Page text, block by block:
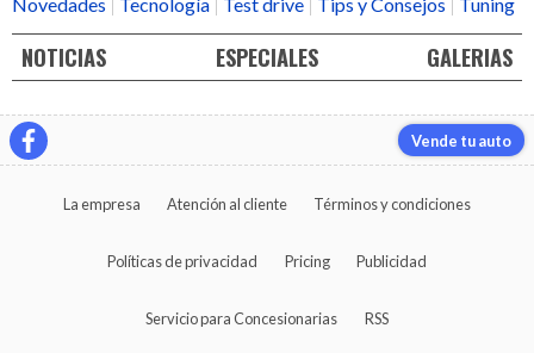
NOTICIAS ESPECIALES GALERIAS
Vende tu auto
La empresa Atención al cliente Términos y condiciones
Políticas de privacidad Pricing Publicidad
Servicio para Concesionarias RSS